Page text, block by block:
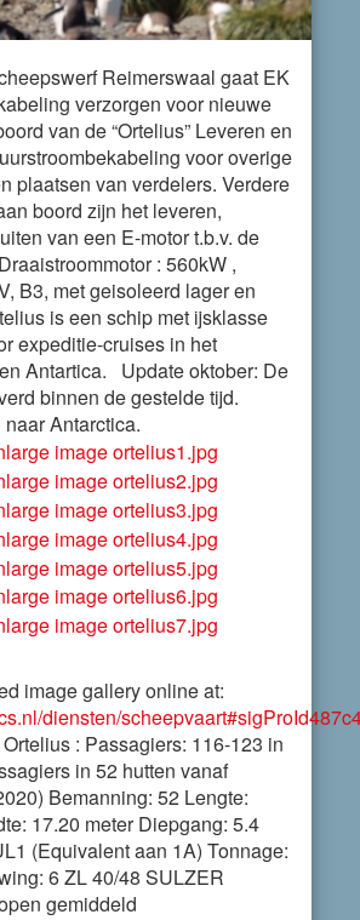
Reimerswaal gaat EK
verzorgen voor nieuwe
van de “Ortelius” Leveren en
voor overige
plaatsen van verdelers. Verdere
boord zijn het leveren,
van een E-motor t.b.v. de
: 560kW ,
B3, met geisoleerd lager en
is een schip met ijsklasse
expeditie-cruises in het
Antartica. Update oktober: De
binnen de gestelde tijd.
Antarctica.
image gallery online at:
diensten/
: Passagiers: 116-123 in
in 52 hutten vanaf
Bemanning: 52 Lengte:
17.20 meter Diepgang: 5.4
(Equivalent aan 1A) Tonnage:
6 ZL 40/48 SULZER
gemiddeld